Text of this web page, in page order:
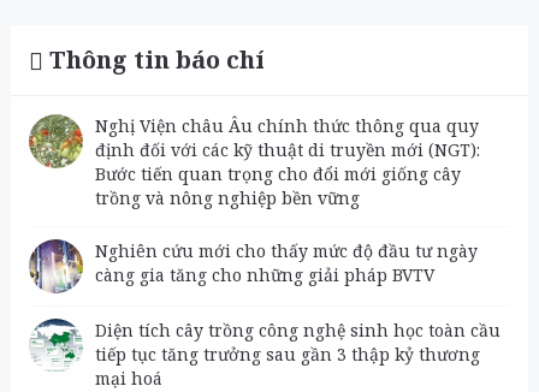
Thông tin báo chí
Nghị Viện châu Âu chính thức thông qua quy
định đối với các kỹ thuật di truyền mới (NGT):
Bước tiến quan trọng cho đổi mới giống cây
trồng và nông nghiệp bền vững
Nghiên cứu mới cho thấy mức độ đầu tư ngày
càng gia tăng cho những giải pháp BVTV
Diện tích cây trồng công nghệ sinh học toàn cầu
tiếp tục tăng trưởng sau gần 3 thập kỷ thương
mại hoá